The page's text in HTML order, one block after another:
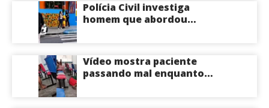
Polícia Civil investiga
homem que abordou
Vídeo mostra paciente
passando mal enquanto